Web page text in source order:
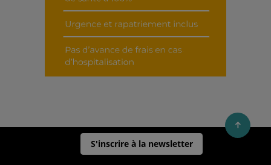
S'inscrire à la newsletter